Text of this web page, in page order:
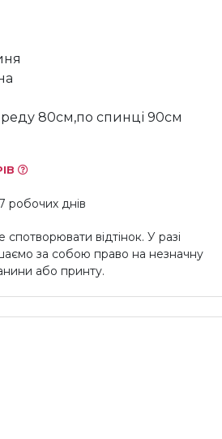
80см,по спинці 90см
робочих днів
відтінок. У разі
за собою право на незначну
або принту.